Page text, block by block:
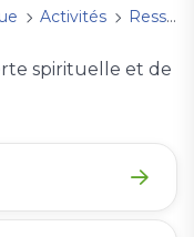
Activités Ressourcement
spirituelle et de